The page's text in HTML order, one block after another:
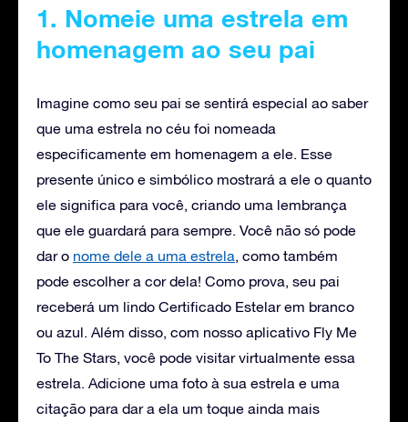
1. Nomeie uma estrela em
homenagem ao seu pai
Imagine como seu pai se sentirá especial ao saber
que uma estrela no céu foi nomeada
especificamente em homenagem a ele. Esse
presente único e simbólico mostrará a ele o quanto
ele significa para você, criando uma lembrança
que ele guardará para sempre. Você não só pode
dar o nome dele a uma estrela, como também
pode escolher a cor dela! Como prova, seu pai
receberá um lindo Certificado Estelar em branco
ou azul. Além disso, com nosso aplicativo Fly Me
To The Stars, você pode visitar virtualmente essa
estrela. Adicione uma foto à sua estrela e uma
citação para dar a ela um toque ainda mais